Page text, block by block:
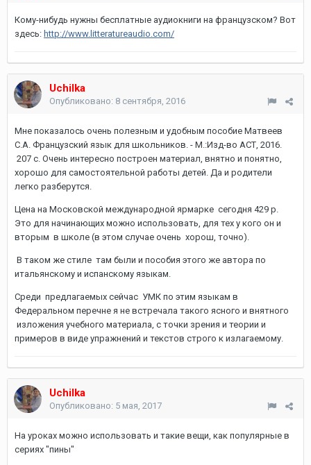
Кому-нибудь нужны бесплатные аудиокниги на французском? Вот
здесь: http://www.litteratureaudio.com/
Uchilka
Опубликовано: 8 сентября, 2016
Мне показалось очень полезным и удобным пособие Матвеев
С.А. Французский язык для школьников. - М.:Изд-во АСТ, 2016.
207 с. Очень интересно построен материал, внятно и понятно,
хорошо для самостоятельной работы детей. Да и родители
легко разберутся.
Цена на Московской международной ярмарке сегодня 429 р.
Это для начинающих можно использовать, для тех у кого он и
вторым в школе (в этом случае очень хорош, точно).
В таком же стиле там были и пособия этого же автора по
итальянскому и испанскому языкам.
Среди предлагаемых сейчас УМК по этим языкам в
Федеральном перечне я не встречала такого ясного и внятного
изложения учебного материала, с точки зрения и теории и
примеров в виде упражнений и текстов строго к излагаемому.
Uchilka
Опубликовано: 5 мая, 2017
На уроках можно использовать и такие вещи, как популярные в
сериях "пины"